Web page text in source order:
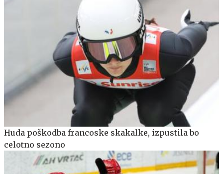
Huda poškodba francoske skakalke, izpustila bo
celotno sezono